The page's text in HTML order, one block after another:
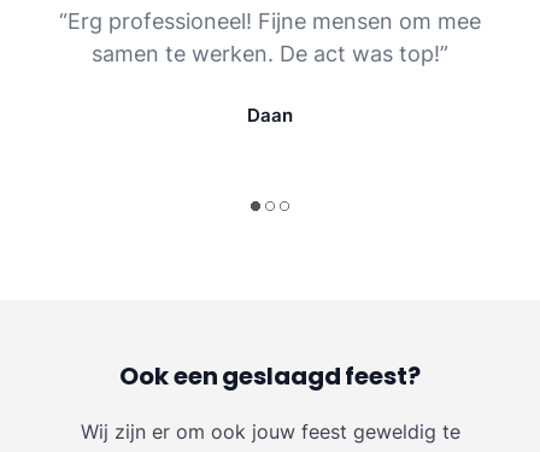
“Erg professioneel! Fijne mensen om mee
samen te werken. De act was top!”
Daan
Ook een geslaagd feest?
Wij zijn er om ook jouw feest geweldig te